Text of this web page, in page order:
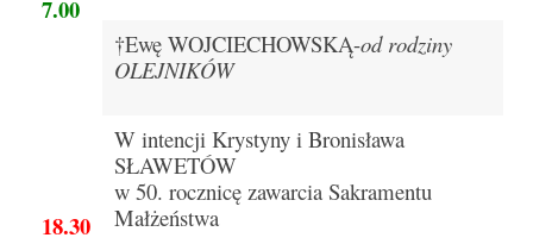
Galerie 2019
Triduum St. Kostka 2019
Posługa Siostry Elekty
7.00
†Ewę WOJCIECHOWSKĄ-od rodziny
OLEJNIKÓW
18.30
W intencji Krystyny i Bronisława
SŁAWETÓW
w 50. rocznicę zawarcia Sakramentu
Małżeństwa